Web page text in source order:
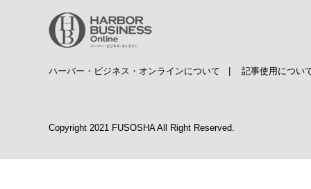
ハーバー・ビジネス・オンラインについて 記事使用につい
Copyright 2021 FUSOSHA All Right Reserved.